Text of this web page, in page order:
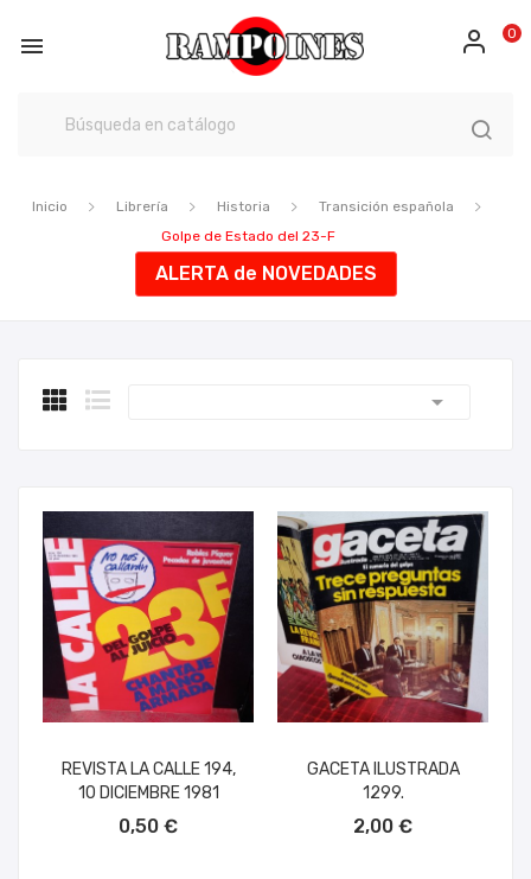
 0
Inicio Librería Historia
Transición española
Golpe de Estado del 23-F
ALERTA de NOVEDADES

REVISTA LA CALLE 194,
10 DICIEMBRE 1981
0,50 €
GACETA ILUSTRADA
1299.
2,00 €